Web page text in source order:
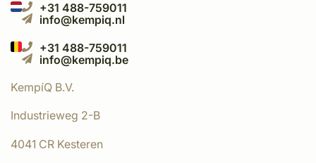
+31 488-759011
info@kempiq.nl
+31 488-759011
info@kempiq.be
KempíQ B.V.
Industrieweg 2-B
4041 CR Kesteren